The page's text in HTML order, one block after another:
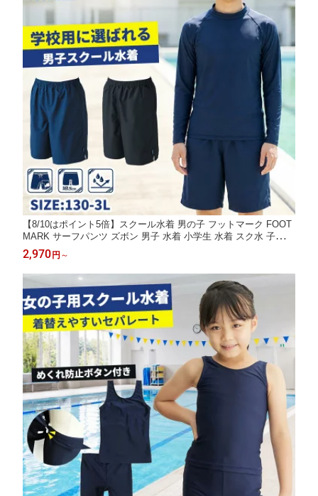
【8/10はポイント5倍】スクール水着 男の子 フットマーク FOOT
MARK サーフパンツ ズボン 男子 水着 小学生 水着 スク水 子供用
学校用 中学生 高校生 大人用 高学年 小学校 こども 子供服 授業
送料無料 130 140 S M L LL 3L 送料無料 海パン 学校対応 スクー
ル対応
2,970円 ～